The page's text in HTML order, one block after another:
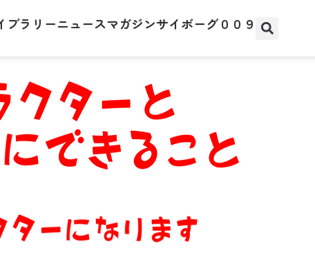
ブラリーニュースマガジンサイボーグ００９